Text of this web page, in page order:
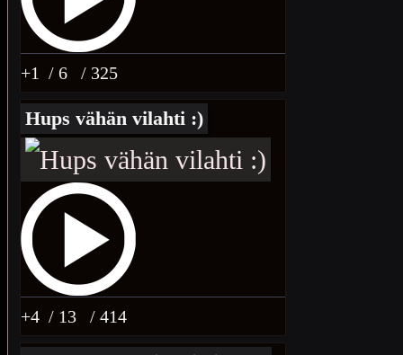
+1 / 6 / 325
Hups vähän vilahti :)
+4 / 13 / 414